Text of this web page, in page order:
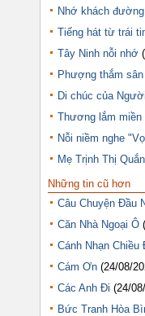
Nhớ khách
Tiếng hát từ trái
Tây Ninh nỗi nhớ
Phượng thắm
Di chúc của Người
Thương lắm miền
Nỗi niềm nghe
Mẹ Trịnh Thị Quắn
Những tin cũ hơn
Câu Chuyện Đầu
Căn Nhà Ngoại Ô
Cánh Nhạn Chiều
Cám Ơn (24/08/
Các Anh Đi (24/
Bức Tranh Hòa